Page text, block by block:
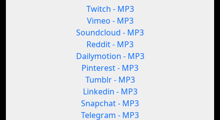
Twitch - MP3
Vimeo - MP3
Soundcloud - MP3
Reddit - MP3
Dailymotion - MP3
Pinterest - MP3
Tumblr - MP3
Linkedin - MP3
Snapchat - MP3
Telegram - MP3